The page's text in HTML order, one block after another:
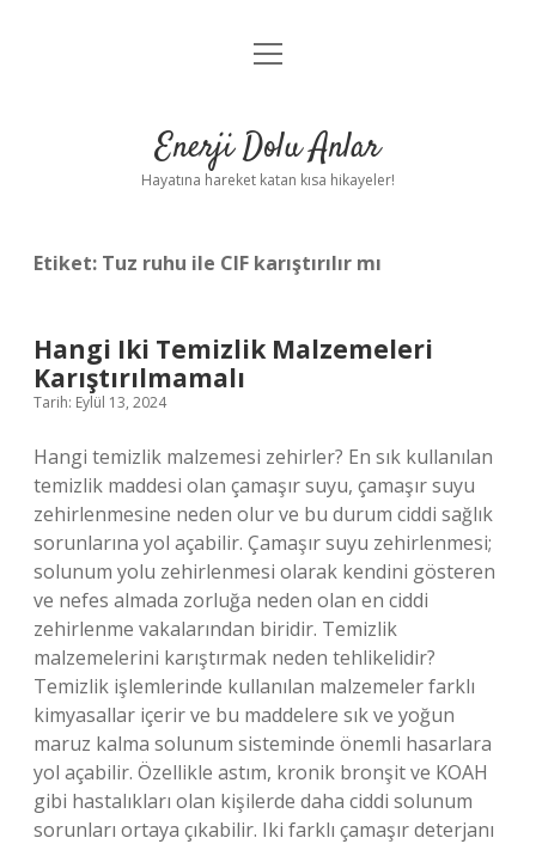
Anasayfa
Yasal Uyarı
menüyü
Enerji Dolu Anlar
Hayatına hareket katan kısa hikayeler!
Etiket: Tuz ruhu ile CIF karıştırılır mı
Hangi Iki Temizlik Malzemeleri
Karıştırılmamalı
Tarih: Eylül 13, 2024
Hangi temizlik malzemesi zehirler? En sık kullanılan
temizlik maddesi olan çamaşır suyu, çamaşır suyu
zehirlenmesine neden olur ve bu durum ciddi sağlık
sorunlarına yol açabilir. Çamaşır suyu zehirlenmesi;
solunum yolu zehirlenmesi olarak kendini gösteren
ve nefes almada zorluğa neden olan en ciddi
zehirlenme vakalarından biridir. Temizlik
malzemelerini karıştırmak neden tehlikelidir?
Temizlik işlemlerinde kullanılan malzemeler farklı
kimyasallar içerir ve bu maddelere sık ve yoğun
maruz kalma solunum sisteminde önemli hasarlara
yol açabilir. Özellikle astım, kronik bronşit ve KOAH
gibi hastalıkları olan kişilerde daha ciddi solunum
sorunları ortaya çıkabilir. Iki farklı çamaşır deterjanı